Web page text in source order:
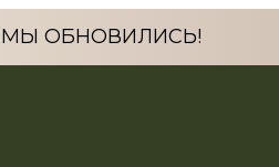
МЫ ОБНОВИЛИСЬ!